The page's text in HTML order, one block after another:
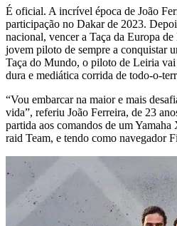
É oficial. A incrível época de João
participação no Dakar de 2023.
nacional, vencer a Taça da Europa
jovem piloto de sempre a conquistar
Taça do Mundo, o piloto de Leiria vai
dura e mediática corrida de todo-o-
“Vou embarcar na maior e mais
vida”, referiu João Ferreira, de 23
partida aos comandos de um
raid Team, e tendo como navegador